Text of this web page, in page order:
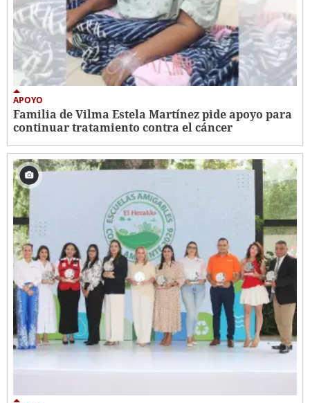
APOYO
Familia de Vilma Estela Martínez pide apoyo para
continuar tratamiento contra el cáncer